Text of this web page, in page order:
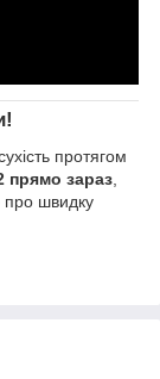
протягом
прямо зараз
про швидку